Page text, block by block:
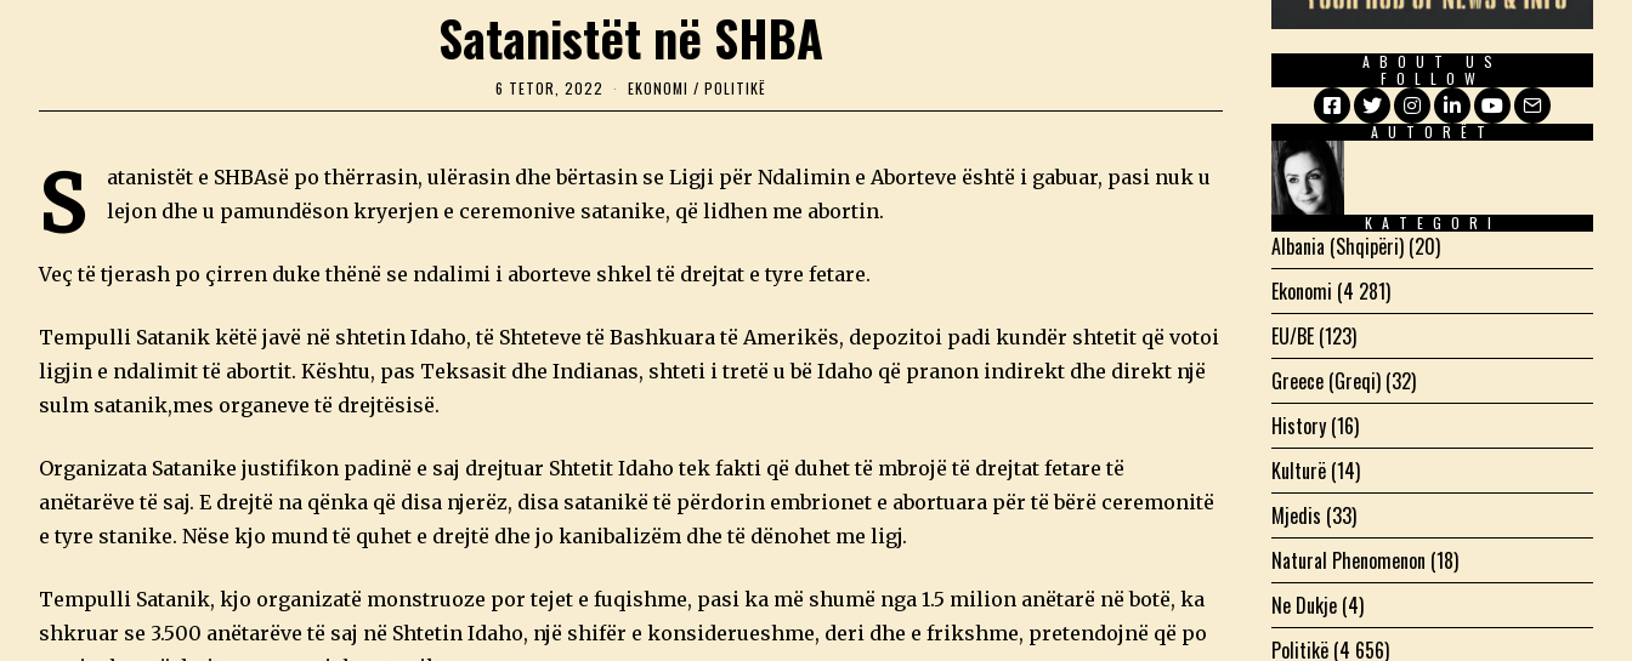
Satanistët në SHBA
6 TETOR, 2022
T
R
,
2
2
2
EKONOMI / POLITIKË
S
atanistët e SHBAsë po thërrasin, ulërasin dhe bërtasin se Ligji për Ndalimin e Aborteve është i gabuar, pasi nuk u
lejon dhe u pamundëson kryerjen e ceremonive satanike, që lidhen me abortin.
Veç të tjerash po çirren duke thënë se ndalimi i aborteve shkel të drejtat e tyre fetare.
Tempulli Satanik këtë javë në shtetin Idaho, të Shteteve të Bashkuara të Amerikës, depozitoi padi kundër shtetit që votoi
ligjin e ndalimit të abortit. Kështu, pas Teksasit dhe Indianas, shteti i tretë u bë Idaho që pranon indirekt dhe direkt një
sulm satanik,mes organeve të drejtësisë.
Organizata Satanike justifikon padinë e saj drejtuar Shtetit Idaho tek fakti që duhet të mbrojë të drejtat fetare të
anëtarëve të saj. E drejtë na qënka që disa njerëz, disa satanikë të përdorin embrionet e abortuara për të bërë ceremonitë
e tyre stanike. Nëse kjo mund të quhet e drejtë dhe jo kanibalizëm dhe të dënohet me ligj.
Tempulli Satanik, kjo organizatë monstruoze por tejet e fuqishme, pasi ka më shumë nga 1.5 milion anëtarë në botë, ka
shkruar se 3.500 anëtarëve të saj në Shtetin Idaho, një shifër e konsiderueshme, deri dhe e frikshme, pretendojnë që po
ABOUT US
FOLLOW
Facebook
TwitterInstagram
LinkedIn
YouTube
Email
AUTORËT
KATEGORI
Albania (Shqipëri) (20)
Ekonomi (4 281)
EU/BE (123)
Greece (Greqi) (32)
History (16)
Kulturë (14)
Mjedis (33)
Natural Phenomenon (18)
Ne Dukje (4)
Politikë (4 656)